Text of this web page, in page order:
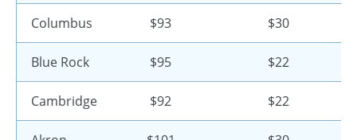
Columbus $93 $30
Blue Rock $95 $22
Cambridge $92 $22